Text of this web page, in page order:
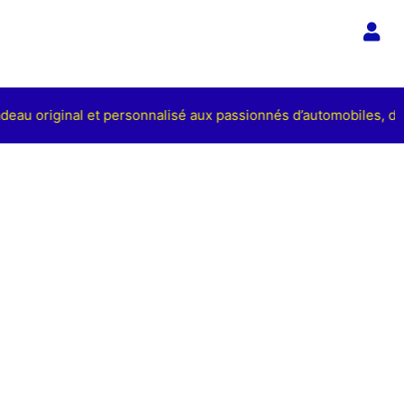
original et personnalisé aux passionnés d’automobiles,